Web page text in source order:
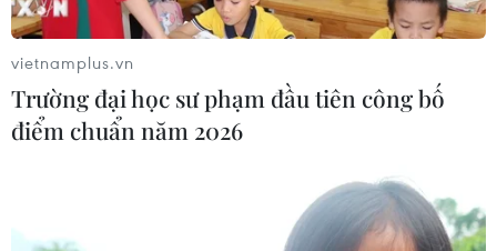
Quy hoạch tổng thể vùng kinh tế trọng điểm
Quyết định số 252/QĐ-TTg ngày 13/2/2014 cũng
tập trung phát triển đồng bộ hệ thống hạ tầng
giao thông là nhiệm vụ cần ưu tiên. Cụ thể, đến
năm 2020, khoảng 580km đường bộ cao tốc sẽ
hoàn thành, 80% đường giao thông nông thôn
được cứng hóa mặt; xây dựng nhanh các tuyến
vietnamplus.vn
Trường đại học sư phạm đầu tiên công bố
điểm chuẩn năm 2026